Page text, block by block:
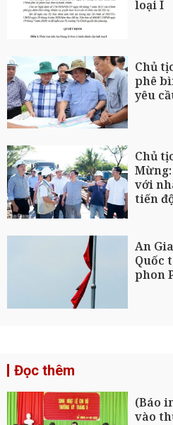
loại I
Chủ
phê
yêu
Chủ
với
tiến
An
Quốc
phon
Đọc thêm
(Báo
vào